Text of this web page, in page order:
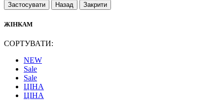
Застосувати Назад Закрити
ЖІНКАМ
СОРТУВАТИ:
NEW
Sale
Sale
ЦІНА
ЦІНА